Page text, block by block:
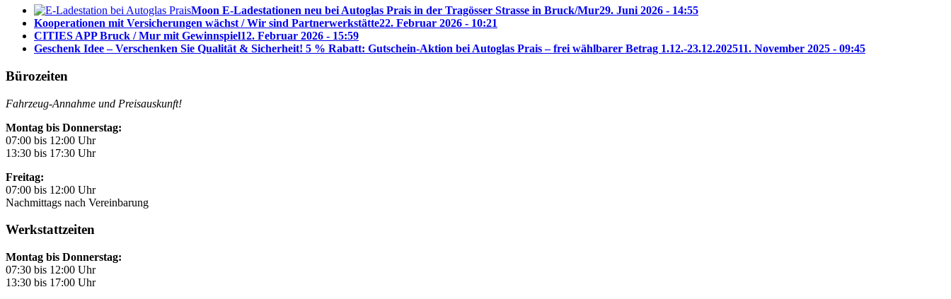
Moon E-Ladestationen neu bei Autoglas Prais in der Tragösser Strasse in Bruck/Mur29. Juni 2026 - 14:55
Kooperationen mit Versicherungen wächst / Wir sind Partnerwerkstätte22. Februar 2026 - 10:21
CITIES APP Bruck / Mur mit Gewinnspiel12. Februar 2026 - 15:59
Geschenk Idee – Verschenken Sie Qualität & Sicherheit! 5 % Rabatt: Gutschein-Aktion bei Autoglas Prais – frei wählbarer Betrag 1.12.-23.12.202511. November 2025 - 09:45
Bürozeiten
Fahrzeug-Annahme und Preisauskunft!
Montag bis Donnerstag:
07:00 bis 12:00 Uhr
13:30 bis 17:30 Uhr
Freitag:
07:00 bis 12:00 Uhr
Nachmittags nach Vereinbarung
Werkstattzeiten
Montag bis Donnerstag:
07:30 bis 12:00 Uhr
13:30 bis 17:00 Uhr